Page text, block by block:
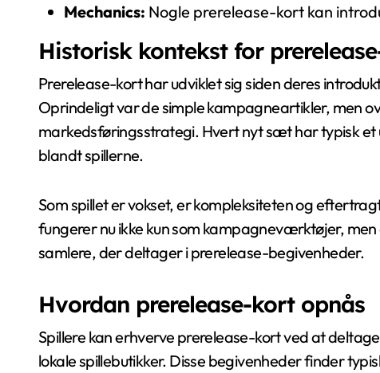
Mechanics: Nogle prerelease-kort kan
Historisk kontekst for
Prerelease-kort har udviklet sig siden deres
Oprindeligt var de simple kampagneartikler, men
markedsføringsstrategi. Hvert nyt sæt har typisk
blandt spillerne.
Som spillet er vokset, er kompleksiteten og
fungerer nu ikke kun som kampagneværktøjer,
samlere, der deltager i prerelease-begivenheder.
Hvordan prerelease-kort opnås
Spillere kan erhverve prerelease-kort ved at
lokale spillebutikker. Disse begivenheder finder